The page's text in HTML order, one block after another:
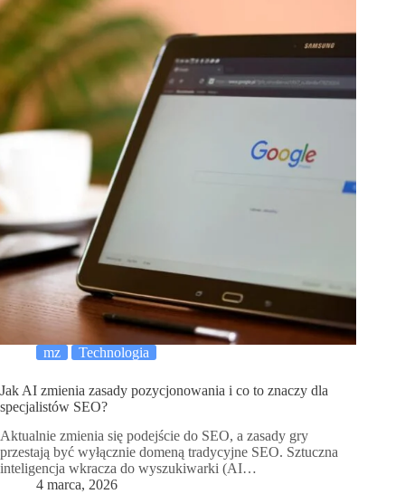
mz Technologia
Jak AI zmienia zasady pozycjonowania i co to znaczy dla
specjalistów SEO?
Aktualnie zmienia się podejście do SEO, a zasady gry
przestają być wyłącznie domeną tradycyjne SEO. Sztuczna
inteligencja wkracza do wyszukiwarki (AI…
4 marca, 2026